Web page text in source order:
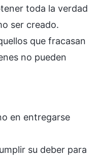
toda la verdad
ser creado.
que fracasan
no pueden
en entregarse
su deber para